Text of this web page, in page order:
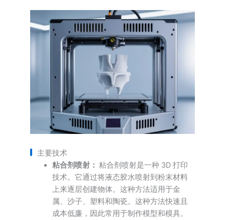
主要技术
粘合剂喷射： 粘合剂喷射是一种 3D 打印
技术。它通过将液态胶水喷射到粉末材料
上来逐层创建物体。这种方法适用于金
属、沙子、塑料和陶瓷。这种方法快速且
成本低廉，因此常用于制作模型和模具。